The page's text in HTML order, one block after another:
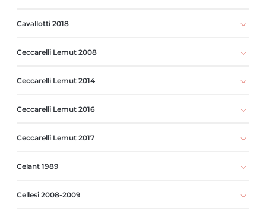
Cavallotti 2018
Ceccarelli Lemut 2008
Ceccarelli Lemut 2014
Ceccarelli Lemut 2016
Ceccarelli Lemut 2017
Celant 1989
Cellesi 2008-2009